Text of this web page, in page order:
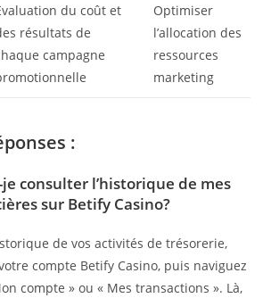
du coût et
résultats de
campagne
Optimiser
l’allocation des
ressources
marketing
:
consulter l’historique de mes
sur Betify Casino?
de vos activités de trésorerie,
compte Betify Casino, puis naviguez
compte » ou « Mes transactions ». Là,